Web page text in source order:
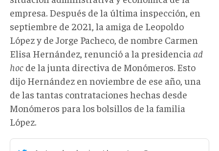
empresa. Después de la última inspección, en
septiembre de 2021, la amiga de Leopoldo
López y de Jorge Pacheco, de nombre Carmen
Elisa Hernández, renunció a la presidencia ad
hoc de la junta directiva de Monómeros. Esto
dijo Hernández en noviembre de ese año, una
de las tantas contrataciones hechas desde
Monómeros para los bolsillos de la familia
López.